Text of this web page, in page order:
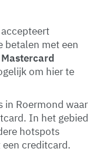
betalen met een
Mastercard
om hier te
in Roermond waar
In het gebied
hotspots
een creditcard.